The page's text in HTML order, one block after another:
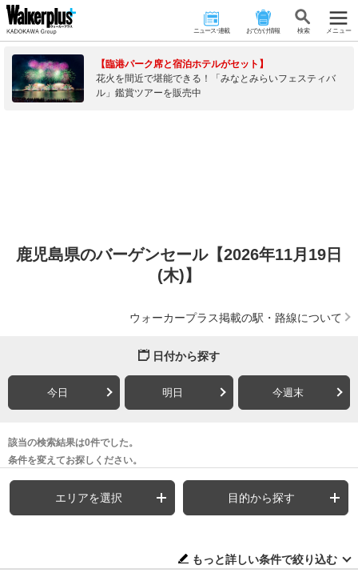
ニュース･連載 おでかけ情報 検 索 メニュー
【臨港パーク席と宿泊ホテルがセット】
花火を間近で堪能できる！「みなとみらいフェスティバ
ル」鑑賞ツアーを販売中
鹿児島県のバーゲンセール【2026年11月19日
(木)】
ウォーカープラス掲載の駅・路線について
日付から探す
今日 明日 今週末
該当の検索結果は0件でした。
条件を変えてお探しください。
エリアを選択 目的から探す
もっと詳しい条件で絞り込む